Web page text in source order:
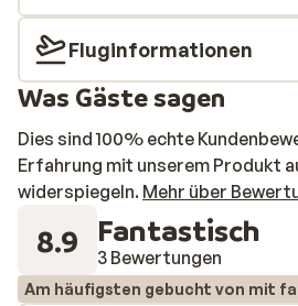
Fluginformationen
Was Gäste sagen
Dies sind 100% echte
Erfahrung mit unserem Produkt
widerspiegeln. Mehr über
8.9 Fantastisch
3 Bewertungen
Am häufigsten gebucht von mit